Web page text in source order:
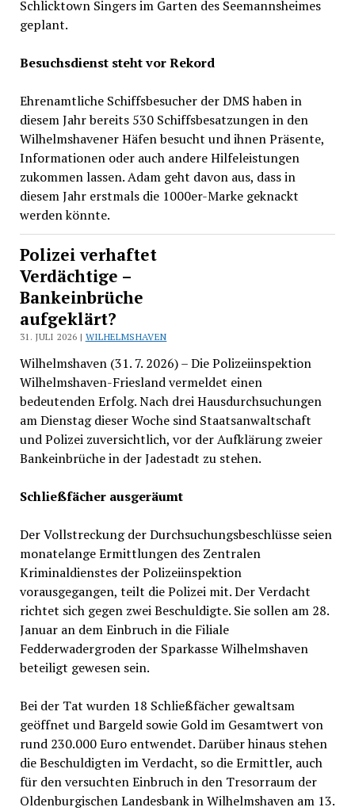
Schlicktown Singers im Garten des Seemannsheimes
geplant.
Besuchsdienst steht vor Rekord
Ehrenamtliche Schiffsbesucher der DMS haben in
diesem Jahr bereits 530 Schiffsbesatzungen in den
Wilhelmshavener Häfen besucht und ihnen Präsente,
Informationen oder auch andere Hilfeleistungen
zukommen lassen. Adam geht davon aus, dass in
diesem Jahr erstmals die 1000er-Marke geknackt
werden könnte.
Polizei verhaftet
Verdächtige –
Bankeinbrüche
aufgeklärt?
31. JULI 2026 | WILHELMSHAVEN
Wilhelmshaven (31. 7. 2026) – Die Polizeiinspektion
Wilhelmshaven-Friesland vermeldet einen
bedeutenden Erfolg. Nach drei Hausdurchsuchungen
am Dienstag dieser Woche sind Staatsanwaltschaft
und Polizei zuversichtlich, vor der Aufklärung zweier
Bankeinbrüche in der Jadestadt zu stehen.
Schließfächer ausgeräumt
Der Vollstreckung der Durchsuchungsbeschlüsse seien
monatelange Ermittlungen des Zentralen
Kriminaldienstes der Polizeiinspektion
vorausgegangen, teilt die Polizei mit. Der Verdacht
richtet sich gegen zwei Beschuldigte. Sie sollen am 28.
Januar an dem Einbruch in die Filiale
Fedderwadergroden der Sparkasse Wilhelmshaven
beteiligt gewesen sein.
Bei der Tat wurden 18 Schließfächer gewaltsam
geöffnet und Bargeld sowie Gold im Gesamtwert von
rund 230.000 Euro entwendet. Darüber hinaus stehen
die Beschuldigten im Verdacht, so die Ermittler, auch
für den versuchten Einbruch in den Tresorraum der
Oldenburgischen Landesbank in Wilhelmshaven am 13.